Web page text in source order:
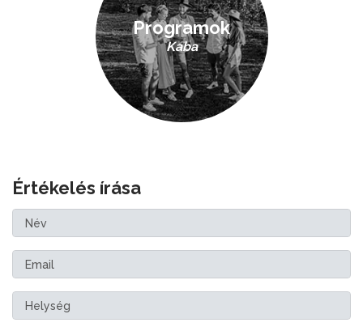
Programok
Kaba
Értékelés írása